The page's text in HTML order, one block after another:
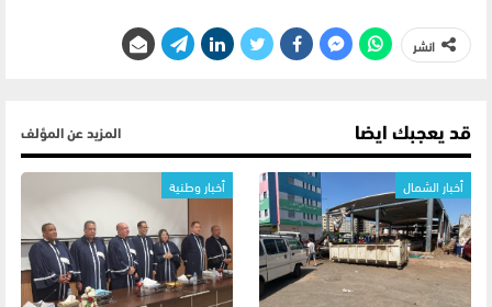
انشر
قد يعجبك ايضا المزيد عن المؤلف
أخبار الشمال أخبار وطنية